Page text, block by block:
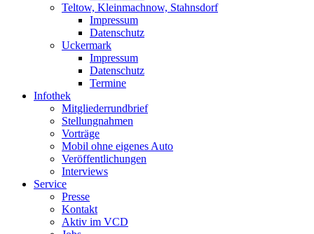
Teltow, Kleinmachnow, Stahnsdorf
Impressum
Datenschutz
Uckermark
Impressum
Datenschutz
Termine
Infothek
Mitgliederrundbrief
Stellungnahmen
Vorträge
Mobil ohne eigenes Auto
Veröffentlichungen
Interviews
Service
Presse
Kontakt
Aktiv im VCD